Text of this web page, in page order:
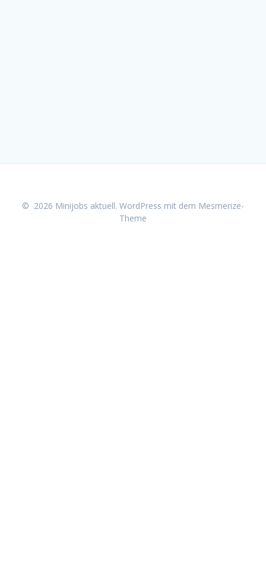
© 2026 Minijobs aktuell. WordPress mit dem Mesmerize-
Theme